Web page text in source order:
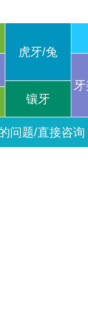
虎牙/兔
镶牙
问题/直接咨询